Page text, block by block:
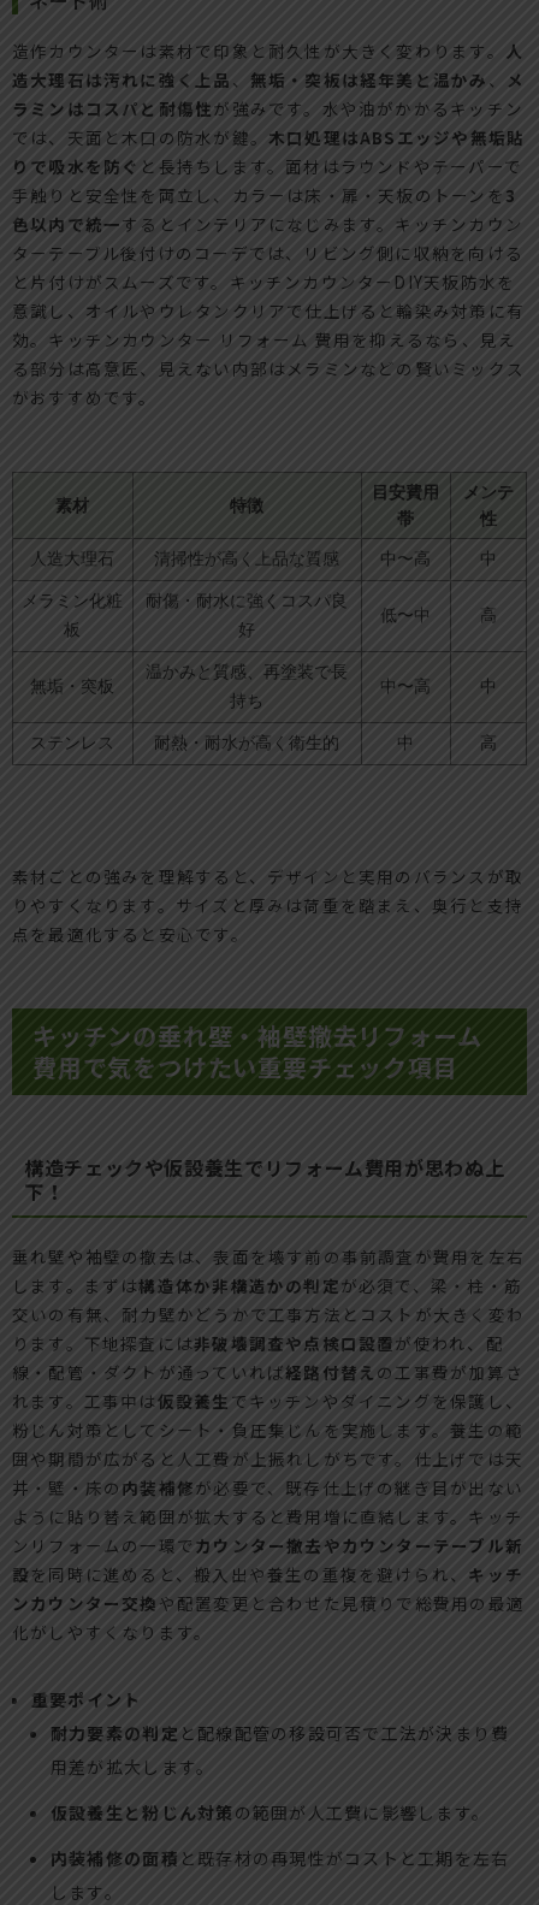
造作カウンターは素材で印象と耐久性が大きく変わります。 人
造大理石は汚れに強く上品 、 無垢・突板は経年美と温かみ 、
メ
ラミンはコスパと耐傷性 が強みです。水や油がかかるキッチン
では、天面と木口の防水が鍵。 木口処理はABSエッジや無垢貼
りで吸水を防ぐ と長持ちします。面材はラウンドやテーパーで
手触りと安全性を両立し、カラーは床・扉・天板のトーンを 3
色以内で統一するとインテリアになじみます。キッチンカウン
ターテーブル後付けのコーデでは、リビング側に収納を向ける
と片付けがスムーズです。キッチンカウンターDIY天板防水を
意識し、オイルやウレタンクリアで仕上げると輪染み対策に有
効。キッチンカウンター リフォーム 費用を抑えるなら、見え
る部分は高意匠、見えない内部はメラミンなどの賢いミックス
がおすすめです。
素材 特徴
目安費用
帯
メンテ
性
人造大理石 清掃性が高く上品な質感 中〜高 中
メラミン化粧
板
耐傷・耐水に強くコスパ良
好
低〜中 高
無垢・突板
温かみと質感、再塗装で長
持ち
中〜高 中
ステンレス 耐熱・耐水が高く衛生的 中 高
素材ごとの強みを理解すると、デザインと実用のバランスが取
りやすくなります。サイズと厚みは荷重を踏まえ、奥行と支持
点を最適化すると安心です。
キッチンの垂れ壁・袖壁撤去リフォーム
費用で気をつけたい重要チェック項目
構造チェックや仮設養生でリフォーム費用が思わぬ上
下！
垂れ壁や袖壁の撤去は、表面を壊す前の事前調査が費用を左右
します。まずは構造体か非構造かの判定が必須で、梁・柱・筋
交いの有無、耐力壁かどうかで工事方法とコストが大きく変わ
ります。下地探査には非破壊調査や点検口設置が使われ、配
線・配管・ダクトが通っていれば経路付替え の工事費が加算さ
れます。工事中は仮設養生 でキッチンやダイニングを保護し、
粉じん対策としてシート・負圧集じんを実施します。養生の範
囲や期間が広がると人工費が上振れしがちです。仕上げでは天
井・壁・床の 内装補修が必要で、既存仕上げの継ぎ目が出ない
ように貼り替え範囲が拡大すると費用増に直結します。キッチ
ンリフォームの一環で カウンター撤去やカウンターテーブル新
設を同時に進めると、搬入出や養生の重複を避けられ、 キッチ
ンカウンター交換 や配置変更と合わせた見積りで総費用の最適
化がしやすくなります。
重要ポイント
耐力要素の判定 と配線配管の移設可否で工法が決まり費
用差が拡大します。
仮設養生と粉じん対策の範囲が人工費に影響します。
内装補修の面積 と既存材の再現性がコストと工期を左右
します。